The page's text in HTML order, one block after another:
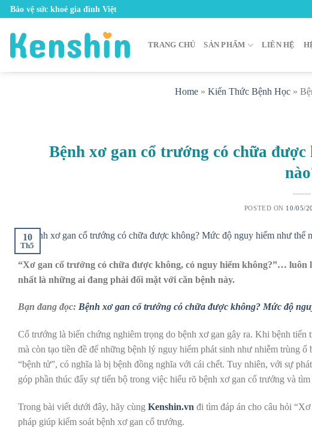
Skip
content
Bảo vệ sức khoẻ gia đình Việt
TRANG CHỦ SẢN PHẨM LIÊN HỆ
Home » Kiến Thức Bệnh Học »
Bệnh xơ gan cổ trướng có chữa
POSTED ON 10/05/
10
Th5
“Xơ gan cổ trướng có chữa được không, có nguy hiểm không?”…
nhất là những ai đang phải đối mặt với căn bệnh này.
Bạn đang đọc: Bệnh xơ gan cổ trướng có chữa được không? Mức độ
Cổ trướng là biến chứng nghiêm trọng do bệnh xơ gan gây ra. Khi bệnh
mà còn tạo tiền đề để những bệnh lý nguy hiểm phát sinh như nhiễm trùng
“bệnh tử”, có nghĩa là bị bệnh đồng nghĩa với cái chết. Tuy nhiên, với sự
góp phần thúc đẩy sự tiến bộ trong việc hiểu rõ bệnh xơ gan cổ trướng và
Trong bài viết dưới đây, hãy cùng Kenshin.vn đi tìm đáp án cho câu hỏi
pháp giúp kiểm soát bệnh xơ gan cổ trướng.